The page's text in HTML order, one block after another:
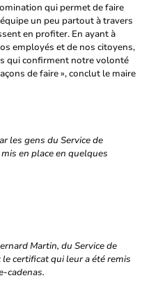
qui permet de faire
un peu partout à travers
en profiter. En ayant à
employés et de nos citoyens,
qui confirment notre volonté
de faire », conclut le maire
les gens du Service de
en place en quelques
Martin, du Service de
certificat qui leur a été remis
cadenas.